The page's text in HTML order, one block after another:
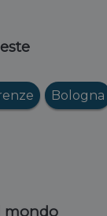
Bologna
mondo